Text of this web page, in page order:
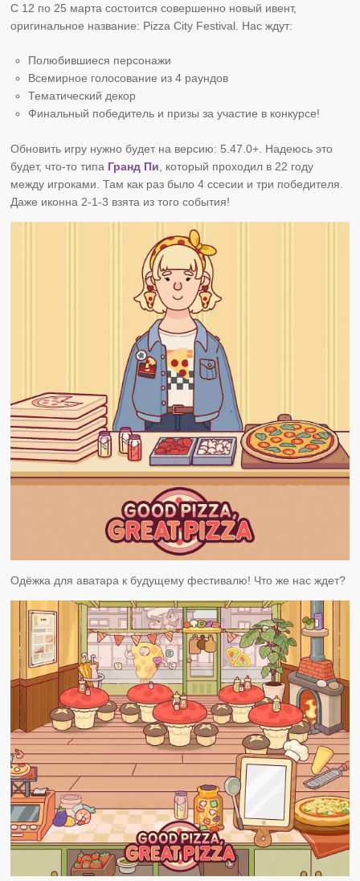
С 12 по 25 марта состоится совершенно новый ивент,
оригинальное название: Pizza City Festival. Нас ждут:
Полюбившиеся персонажи
Всемирное голосование из 4 раундов
Тематический декор
Финальный победитель и призы за участие в конкурсе!
Обновить игру нужно будет на версию: 5.47.0+. Надеюсь это
будет, что-то типа Гранд Пи , который проходил в 22 году
между игроками. Там как раз было 4 ссесии и три победителя.
Даже иконна 2-1-3 взята из того события!
Одёжка для аватара к будущему фестивалю! Что же нас ждет?